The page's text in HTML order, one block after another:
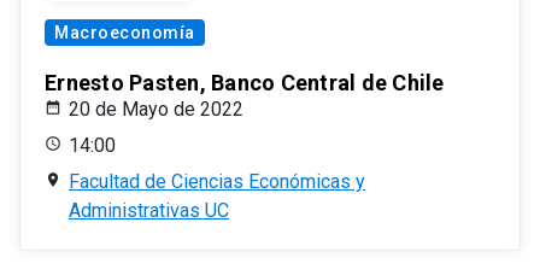
Macroeconomía
Ernesto Pasten, Banco Central de Chile
20 de Mayo de 2022
14:00
Facultad de Ciencias Económicas y
Administrativas UC